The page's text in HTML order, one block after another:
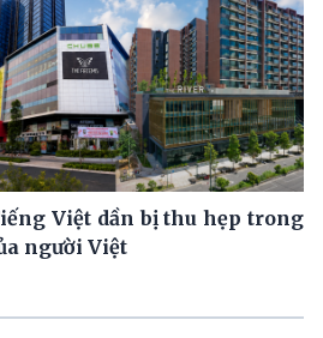
Việt dần bị thu hẹp trong
người Việt